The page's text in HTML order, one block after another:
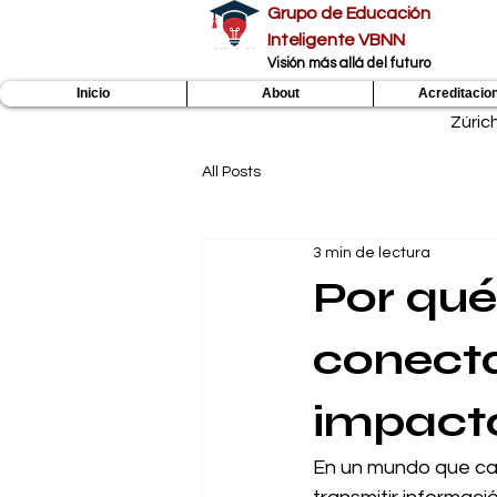
Grupo de Educación
Inteligente VBNN
​Visión más allá del futuro
Inicio
About
All Posts
Por
3 min de lectura
En un mundo que